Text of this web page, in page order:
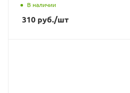
В наличии
310 руб./шт